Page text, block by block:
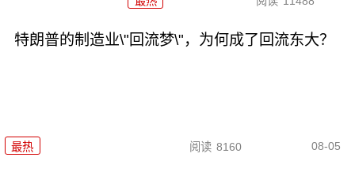
特朗普的制造业\"回流梦\"，为何成了回流东大？
最热 阅读 8160 08-05